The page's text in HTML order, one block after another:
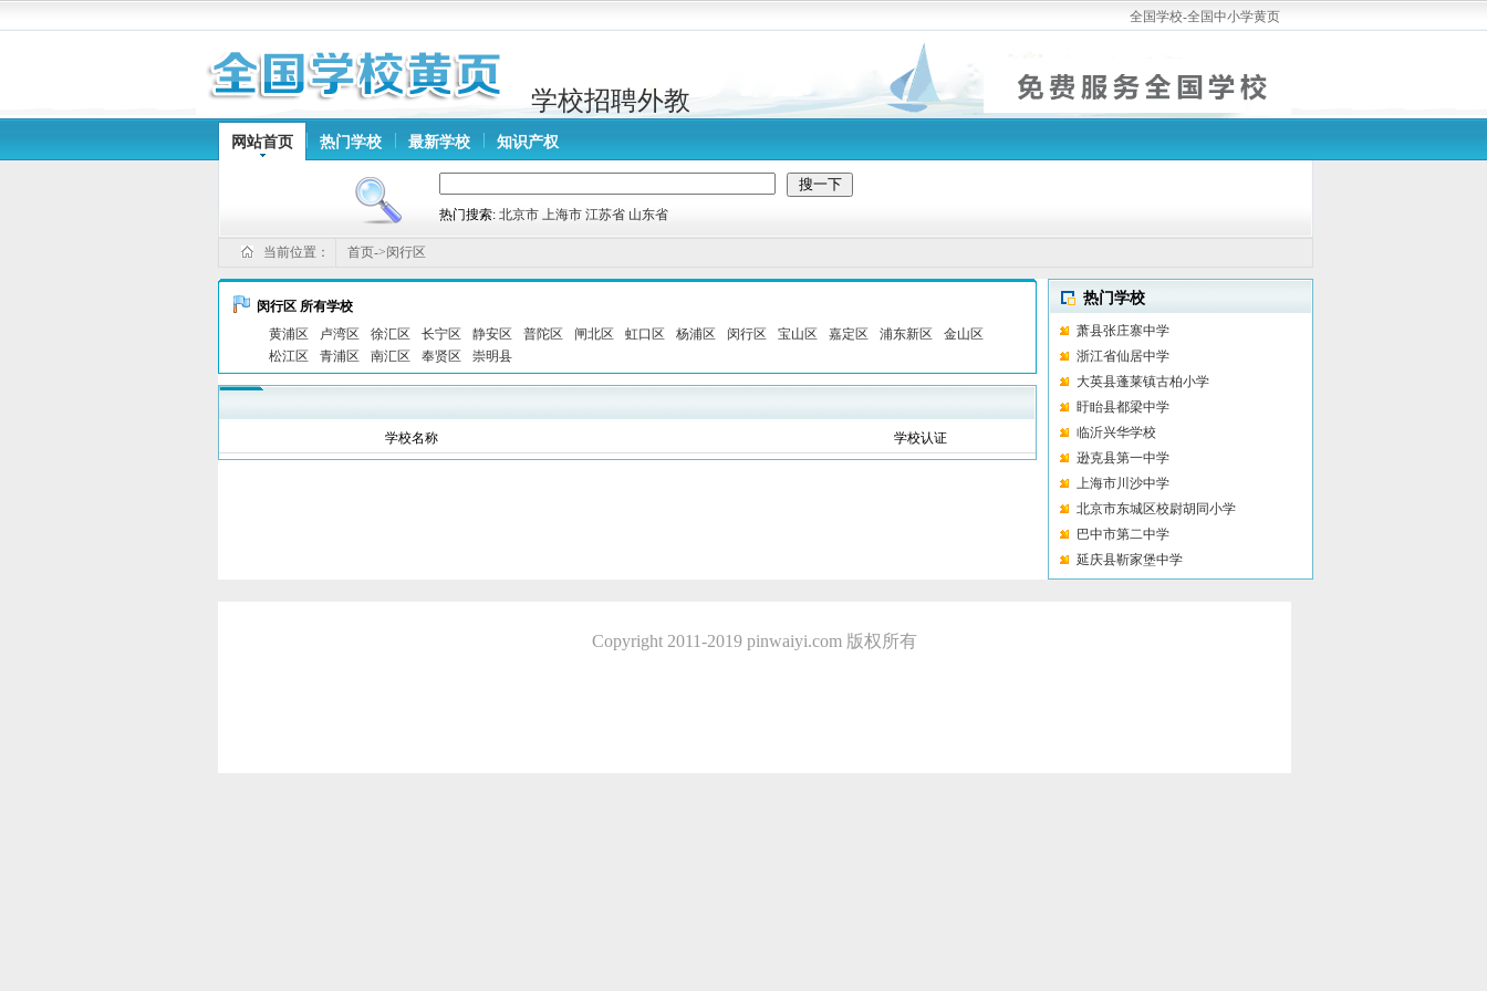
全国学校-全国中小学黄页
学校招聘外教
网站首页 热门学校 最新学校 知识产权
热门搜索: 北京市 上海市 江苏省 山东省
当前位置： 首页->闵行区
闵行区 所有学校
黄浦区
卢湾区 徐汇区 长宁区 静安区 普陀区 闸北区 虹口区 杨浦区 闵行区 宝山区 嘉定区 浦东新区
金山区
松江区
青浦区 南汇区 奉贤区 崇明县
学校名称 学校认证
热门学校
萧县张庄寨中学
浙江省仙居中学
大英县蓬莱镇古柏小学
盱眙县都梁中学
临沂兴华学校
逊克县第一中学
上海市川沙中学
北京市东城区校尉胡同小学
巴中市第二中学
延庆县靳家堡中学
Copyright 2011-2019 pinwaiyi.com 版权所有